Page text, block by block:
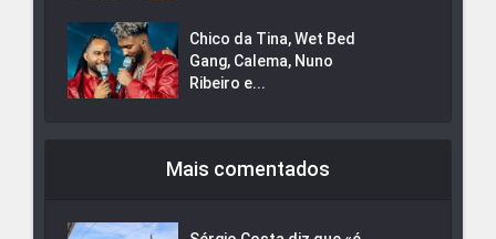
Chico da Tina, Wet Bed
Gang, Calema, Nuno
Ribeiro e...
Mais comentados